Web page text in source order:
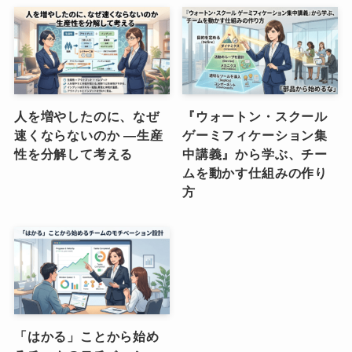
人を増やしたのに、なぜ
速くならないのか ―生産
性を分解して考える
『ウォートン・スクール
ゲーミフィケーション集
中講義』から学ぶ、チー
ムを動かす仕組みの作り
方
「はかる」ことから始め